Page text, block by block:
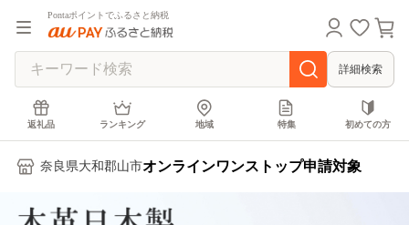
Pontaポイントでふるさと納税
詳細検索
返礼品 ランキング 地域 特集 初めての方
奈良県大和郡山市オンラインワンストップ申請対象